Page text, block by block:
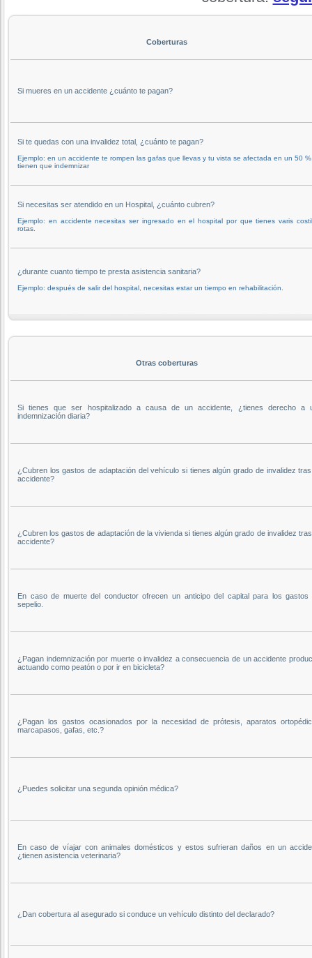
Coberturas
Si mueres en un accidente ¿cuánto te pagan?
Si te quedas con una invalidez total, ¿cuánto te pagan?
Ejemplo: en un accidente te rompen las gafas que llevas y tu vista se afectada en un 50
tienen que indemnizar
Si necesitas ser atendido en un Hospital, ¿cuánto cubren?
Ejemplo: en accidente necesitas ser ingresado en el hospital por que tienes varis
rotas.
¿durante cuanto tiempo te presta asistencia sanitaria?
Ejemplo: después de salir del hospital, necesitas estar un tiempo en rehabilitación.
Otras coberturas
Si tienes que ser hospitalizado a causa de un accidente, ¿tienes derecho a
indemnización diaria?
¿Cubren los gastos de adaptación del vehículo si tienes algún grado de invalidez
accidente?
¿Cubren los gastos de adaptación de la vivienda si tienes algún grado de invalidez
accidente?
En caso de muerte del conductor ofrecen un anticipo del capital para los gastos
sepelio.
¿Pagan indemnización por muerte o invalidez a consecuencia de un accidente
actuando como peatón o por ir en bicicleta?
¿Pagan los gastos ocasionados por la necesidad de prótesis, aparatos
marcapasos, gafas, etc.?
¿Puedes solicitar una segunda opinión médica?
En caso de víajar con animales domésticos y estos sufrieran daños en un
¿tienen asistencia veterinaria?
¿Dan cobertura al asegurado si conduce un vehículo distinto del declarado?